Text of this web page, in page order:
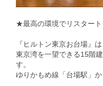
★最高の環境でリスタート
『ヒルトン東京お台場』は
東京湾を一望できる15階
す。
ゆりかもめ線「台場駅」